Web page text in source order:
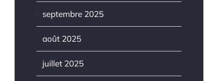
septembre 2025
août 2025
juillet 2025